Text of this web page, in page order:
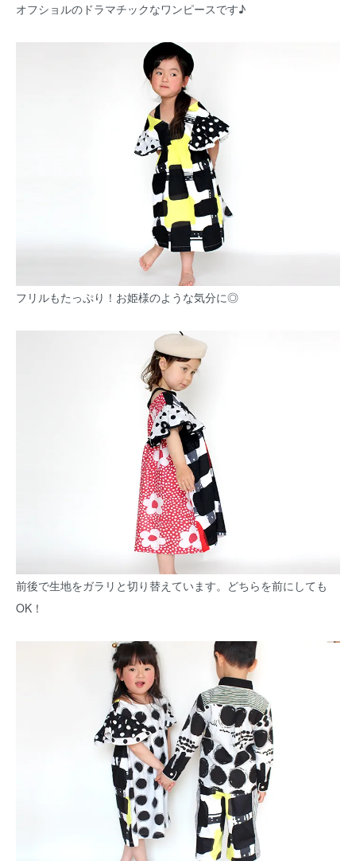
オフショルのドラマチックなワンピースです♪
フリルもたっぷり！お姫様のような気分に◎
前後で生地をガラリと切り替えています。どちらを前にしても
OK！